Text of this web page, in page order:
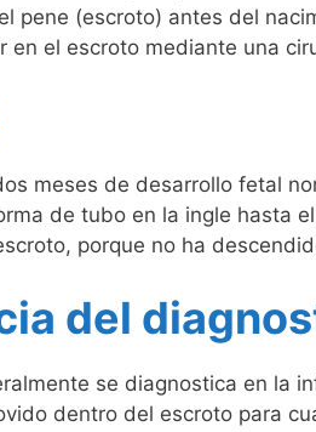
pene (escroto) antes del
en el escroto mediante una
meses de desarrollo fetal
de tubo en la ingle hasta
porque no ha
del
se diagnostica en la
dentro del escroto para